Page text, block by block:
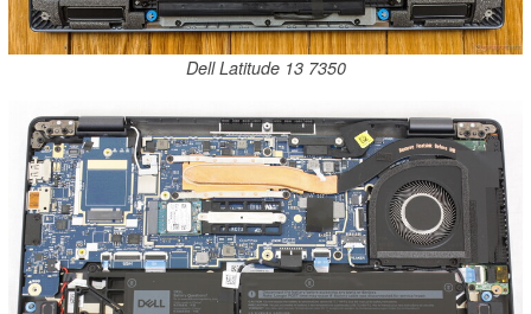
Dell Latitude 13 7350